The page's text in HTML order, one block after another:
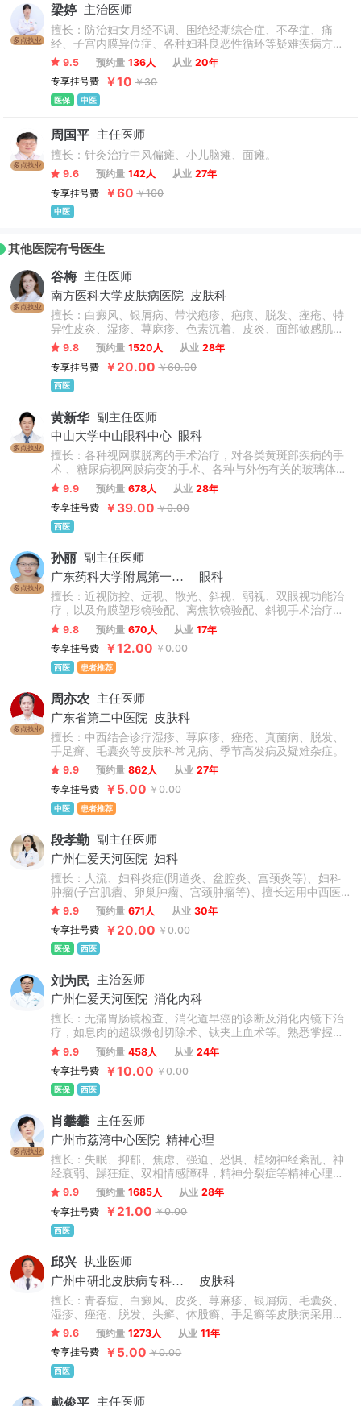
多点执业
梁婷 主治医师
擅长：防治妇女月经不调、围绝经期综合症、不孕症、痛
经、子宫内膜异位症、各种妇科良恶性循环等疑难疾病方面
积累了丰富的临床经验。能完成多种妇科疾病的微创手术治
疗。
9.5 预约量 136人 从业 20年
专享挂号费
￥10 ￥30
医保 中医
多点执业
周国平 主任医师
擅长：针灸治疗中风偏瘫、小儿脑瘫、面瘫。
9.6 预约量 142人 从业 27年
专享挂号费
￥60 ￥100
中医
其他医院有号医生
多点执业
谷梅 主任医师
南方医科大学皮肤病医院
皮肤科
擅长：白癜风、银屑病、带状疱疹、疤痕、脱发、痤疮、特
异性皮炎、湿疹、荨麻疹、色素沉着、皮炎、面部敏感肌肤
及过敏性皮肤病、常见病及疑难杂症治疗。
9.8 预约量 1520人 从业 28年
专享挂号费
￥20.00 ￥60.00
西医
多点执业
黄新华 副主任医师
中山大学中山眼科中心
眼科
擅长：各种视网膜脱离的手术治疗，对各类黄斑部疾病的手
术 、糖尿病视网膜病变的手术、各种与外伤有关的玻璃体视
网膜病的治疗均有深入研究。对眼底病的激光治疗及与玻璃
体、视网膜疾病有关的白内障治疗也有丰富的临床经验。
9.9 预约量 678人 从业 28年
专享挂号费
￥39.00 ￥0.00
西医
多点执业
孙丽 副主任医师
广东药科大学附属第一医院
眼科
擅长：近视防控、远视、散光、斜视、弱视、双眼视功能治
疗，以及角膜塑形镜验配、离焦软镜验配、斜视手术治疗，
在早发性及进展性近视及高度近视防控方面有丰富的临床经
验。
9.8 预约量 670人 从业 17年
专享挂号费
￥12.00 ￥0.00
西医 患者推荐
多点执业
周亦农 主任医师
广东省第二中医院
皮肤科
擅长：中西结合诊疗湿疹、荨麻疹、痤疮、真菌病、脱发、
手足癣、毛囊炎等皮肤科常见病、季节高发病及疑难杂症。
9.9 预约量 862人 从业 27年
专享挂号费
￥5.00 ￥0.00
中医 患者推荐
段孝勤 副主任医师
广州仁爱天河医院 妇科
擅长：人流、妇科炎症(阴道炎、盆腔炎、宫颈炎等)、妇科
肿瘤(子宫肌瘤、卵巢肿瘤、宫颈肿瘤等)、擅长运用中西医
结合及先进技术诊疗各种多囊卵巢综合征、子宫内膜异位
症、子宫腺肌症、痛经、女性不孕等。娴熟操作妇科微创手
术，如腹腔镜下子宫肌瘤及卵巢肿瘤剔除、盆腔炎症粘连分
粘、处女膜修复、生殖道畸形矫正等手术。
9.9 预约量 671人 从业 30年
专享挂号费
￥20.00 ￥0.00
医保 西医
刘为民 主治医师
广州仁爱天河医院 消化内科
擅长：无痛胃肠镜检查、消化道早癌的诊断及消化内镜下治
疗，如息肉的超级微创切除术、钛夹止血术等。熟悉掌握消
化内科常见病、多发病的诊治。
9.9 预约量 458人 从业 24年
专享挂号费
￥10.00 ￥0.00
医保 西医
多点执业
肖攀攀 主任医师
广州市荔湾中心医院 精神心理
擅长：失眠、抑郁、焦虑、强迫、恐惧、植物神经紊乱、神
经衰弱、躁狂症、双相情感障碍，精神分裂症等精神心理疾
病。
9.9 预约量 1685人 从业 28年
专享挂号费
￥21.00 ￥0.00
西医
邱兴 执业医师
广州中研北皮肤病专科门诊
皮肤科
擅长：青春痘、白癜风、皮炎、荨麻疹、银屑病、毛囊炎、
湿疹、痤疮、脱发、头癣、体股癣、手足癣等皮肤病采用中
西医结合治疗与免疫疗法治疗。
9.6 预约量 1273人 从业 11年
专享挂号费
￥5.00 ￥0.00
西医
戴俊平 主任医师